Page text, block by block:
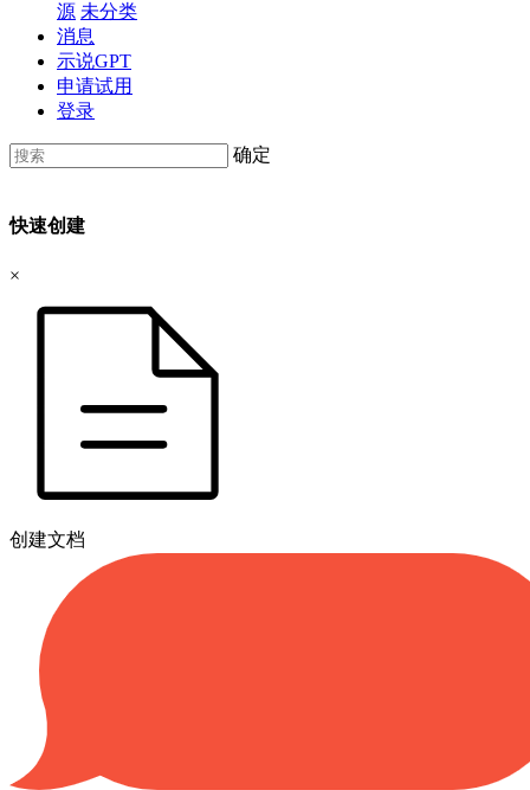
源 未分类
消息
示说GPT
申请试用
登录
确定
快速创建
×
创建文档